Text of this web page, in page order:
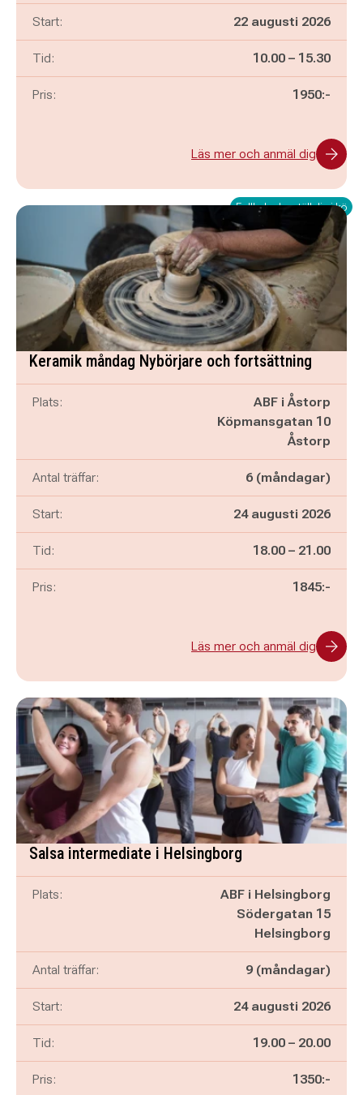
Start: 22 augusti 2026
Tid: Pågår mellan
10.00 – och
15.30
Pris: 1950:-
Läs mer och anmäl dig
Fullbokad – ställ dig i kö
Keramik måndag Nybörjare och fortsättning
Plats:
ABF i Åstorp
Köpmansgatan 10
Åstorp
Antal träffar: 6 (måndagar)
Start: 24 augusti 2026
Tid: Pågår mellan
18.00 – och
21.00
Pris: 1845:-
Läs mer och anmäl dig
Salsa intermediate i Helsingborg
Plats:
ABF i Helsingborg
Södergatan 15
Helsingborg
Antal träffar: 9 (måndagar)
Start: 24 augusti 2026
Tid: Pågår mellan
19.00 – och
20.00
Pris: 1350:-